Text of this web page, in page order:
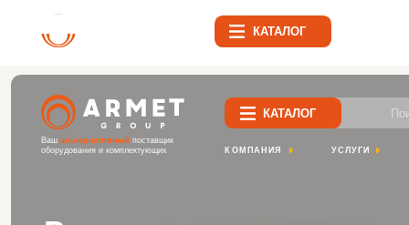
КАТАЛОГ
Вашальтернативный поставщик
оборудования и комплектующих
Поиск по
КАТАЛОГ